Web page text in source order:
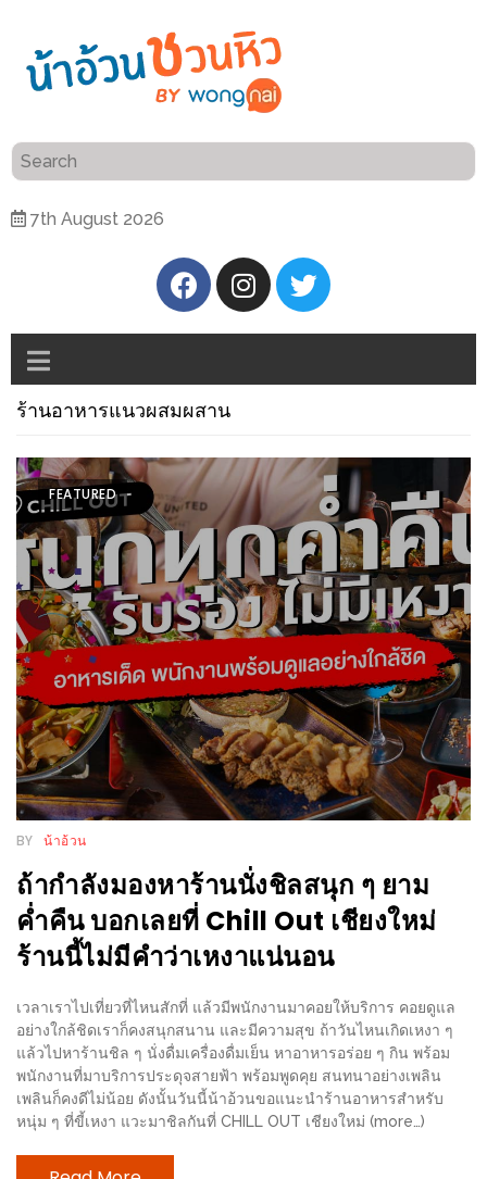
7th August 2026
แนะนำ
ติดต่อ
อ้วน
WONGNAI.COM
นโยบาย
ความ
เป็น
ส่วน
ตัว
ศิริ
ปัน
เชียงใหม่
#มา
เดิน
เล่น
กัน
ใน
ฐานะ
อะไร
ก็ได้
…
ที่
ครบ
ครั้ง
ชิ
ลล์
ชิม
ที่
MARKET
ร้านอาหารแนวผสมผสาน
FEATURED
BY น้าอ้วน
ถ้ากำลังมองหาร้านนั่งชิลสนุก ๆ ยาม
ค่ำคืน บอกเลยที่ Chill Out เชียงใหม่
ร้านนี้ไม่มีคำว่าเหงาแน่นอน
เวลาเราไปเที่ยวที่ไหนสักที่ แล้วมีพนักงานมาคอยให้บริการ คอยดูแล
อย่างใกล้ชิดเราก็คงสนุกสนาน และมีความสุข ถ้าวันไหนเกิดเหงา ๆ
แล้วไปหาร้านชิล ๆ นั่งดื่มเครื่องดื่มเย็น หาอาหารอร่อย ๆ กิน พร้อม
พนักงานที่มาบริการประดุจสายฟ้า พร้อมพูดคุย สนทนาอย่างเพลิน
เพลินก็คงดีไม่น้อย ดังนั้นวันนี้น้าอ้วนขอแนะนำร้านอาหารสำหรับ
หนุ่ม ๆ ที่ขี้เหงา แวะมาชิลกันที่ CHILL OUT เชียงใหม่ (more…)